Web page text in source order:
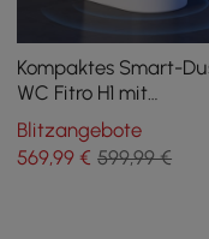
Kompaktes Smart-
WC Fitro H1 mit
Geruchsabsaugung
automatischer
Blitzangebote
569,99 € 599,99 €